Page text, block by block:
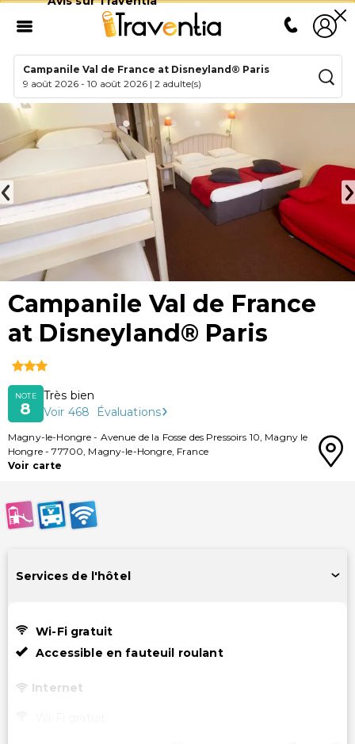
Campanile Val de France at Disneyland® Paris
9 août 2026 -10 août 2026 |2 adulte(s)
Campanile Val de France
at Disneyland® Paris
NOTE
8
Très bien
Voir 468 Évaluations
Magny-le-Hongre - Avenue de la Fosse des Pressoirs 10, Magny le
Hongre-77700, Magny-le-Hongre, France
Voir carte
Services de l'hôtel
Wi-Fi gratuit
Accessible en fauteuil roulant
Internet